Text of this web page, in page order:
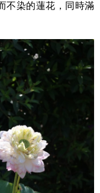
不染的蓮花，同時滿